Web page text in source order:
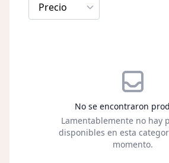
Precio
No se encontraron
Lamentablemente no hay
disponibles en esta
momento.